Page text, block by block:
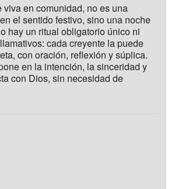
en comunidad, no es una
el sentido festivo, sino una noche
hay un ritual obligatorio único ni
cada creyente la puede
con oración, reflexión y súplica.
en la intención, la sinceridad y
con Dios, sin necesidad de